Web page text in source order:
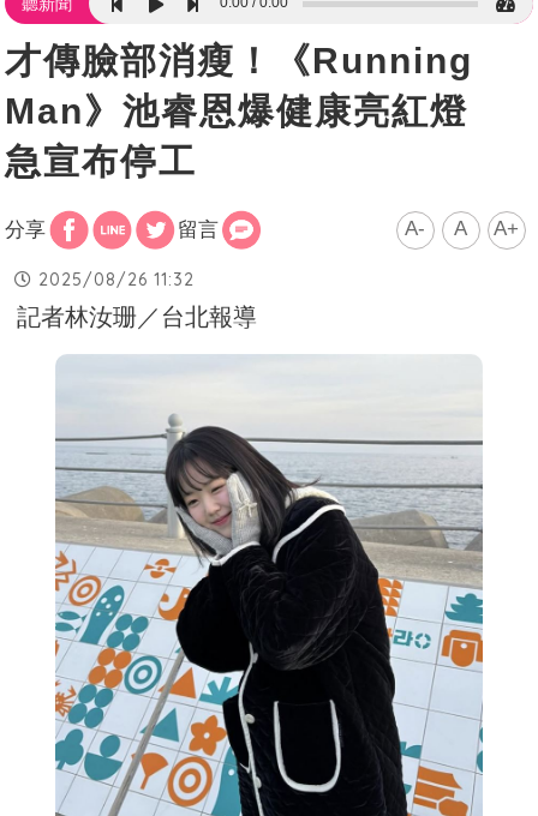
才傳臉部消瘦！《Running
Man》池睿恩爆健康亮紅燈
急宣布停工
分享 留言 A- A A+
2025/08/26 11:32
記者林汝珊／台北報導